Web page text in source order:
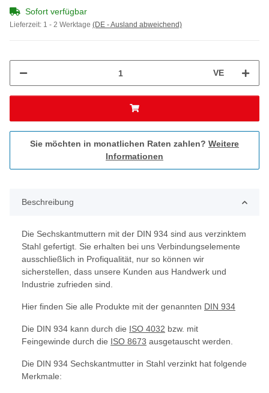
Sofort verfügbar
Lieferzeit: 1 - 2 Werktage (DE - Ausland abweichend)
VE
Sie möchten in monatlichen Raten zahlen? Weitere
Informationen
Beschreibung
Die Sechskantmuttern mit der DIN 934 sind aus verzinktem
Stahl gefertigt. Sie erhalten bei uns Verbindungselemente
ausschließlich in Profiqualität, nur so können wir
sicherstellen, dass unsere Kunden aus Handwerk und
Industrie zufrieden sind.
Hier finden Sie alle Produkte mit der genannten DIN 934
Die DIN 934 kann durch die ISO 4032 bzw. mit
Feingewinde durch die ISO 8673 ausgetauscht werden.
Die DIN 934 Sechskantmutter in Stahl verzinkt hat folgende
Merkmale: